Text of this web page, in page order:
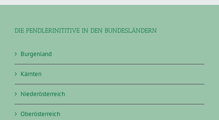
DIE PENDLERINITITIVE IN DEN BUNDESLÄNDERN
Burgenland
Kärnten
Niederösterreich
Oberösterreich